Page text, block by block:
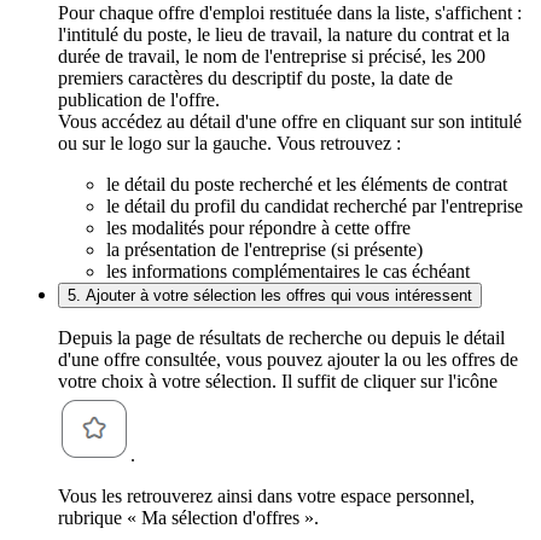
Pour chaque offre d'emploi restituée dans la liste, s'affichent :
l'intitulé du poste, le lieu de travail, la nature du contrat et la
durée de travail, le nom de l'entreprise si précisé, les 200
premiers caractères du descriptif du poste, la date de
publication de l'offre.
Vous accédez au détail d'une offre en cliquant sur son intitulé
ou sur le logo sur la gauche. Vous retrouvez :
le détail du poste recherché et les éléments de contrat
le détail du profil du candidat recherché par l'entreprise
les modalités pour répondre à cette offre
la présentation de l'entreprise (si présente)
les informations complémentaires le cas échéant
5. Ajouter à votre sélection les offres qui vous intéressent
Depuis la page de résultats de recherche ou depuis le détail
d'une offre consultée, vous pouvez ajouter la ou les offres de
votre choix à votre sélection. Il suffit de cliquer sur l'icône
.
Vous les retrouverez ainsi dans votre espace personnel,
rubrique « Ma sélection d'offres ».